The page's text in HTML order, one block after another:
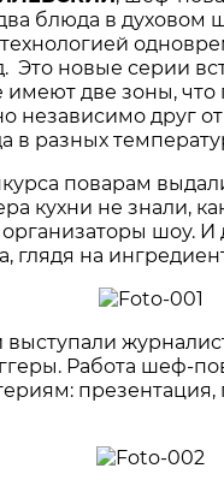
блюда в духовом
Это новые серии
две зоны, что
независимо друг
в разных
поварам
кухни не знали,
шоу.
глядя на
выступали
Работа шеф-
презентация,